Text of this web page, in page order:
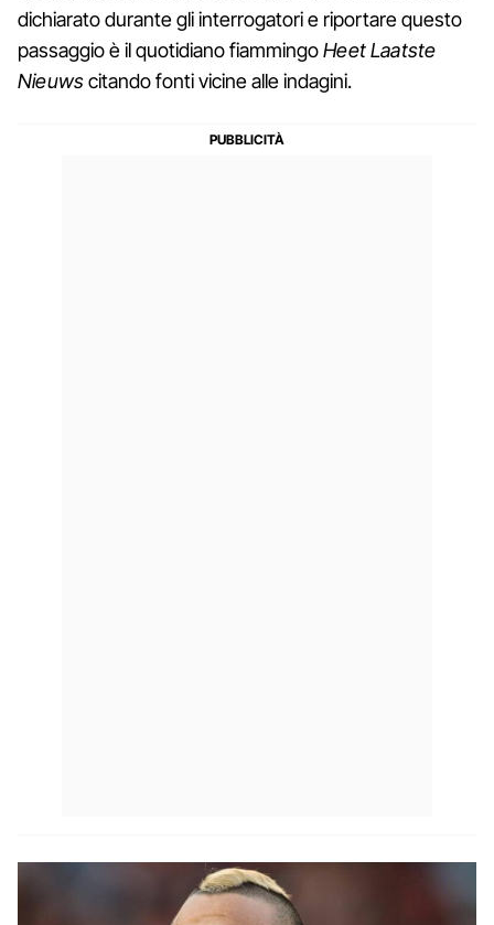
dichiarato durante gli interrogatori e riportare questo
passaggio è il quotidiano fiammingoHeet Laatste
Nieuwscitando fonti vicine alle indagini.